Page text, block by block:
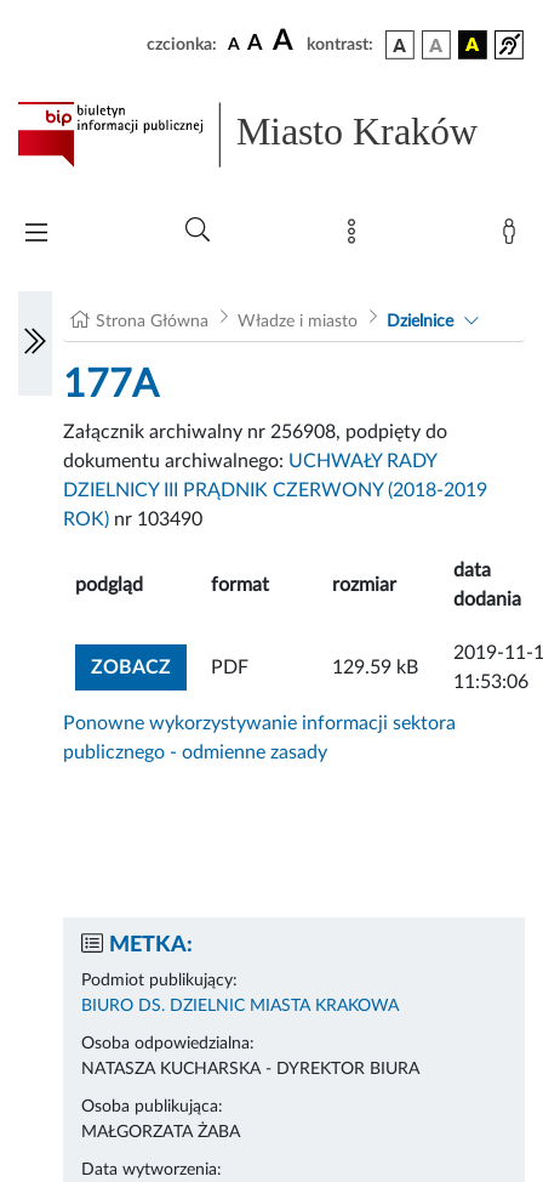
czcionka: A A A kontrast:
Miasto Kraków
Strona Główna Władze i miasto Dzielnice
177A
Załącznik archiwalny nr 256908, podpięty do
dokumentu archiwalnego: UCHWAŁY RADY
DZIELNICY III PRĄDNIK CZERWONY (2018-2019
ROK) nr 103490
podgląd format rozmiar
data
dodania
ZOBACZZOBACZ ZAŁĄCZNIK
PDF 129.59 kB
2019-11-
11:53:06
Ponowne wykorzystywanie informacji sektora
publicznego - odmienne zasady
METKA:
Podmiot publikujący:
BIURO DS. DZIELNIC MIASTA KRAKOWA
Osoba odpowiedzialna:
NATASZA KUCHARSKA - DYREKTOR BIURA
Osoba publikująca:
MAŁGORZATA ŻABA
Data wytworzenia: